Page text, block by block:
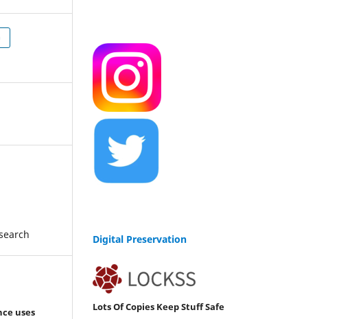
uses
Digital Preservation
Lots Of Copies Keep Stuff Safe